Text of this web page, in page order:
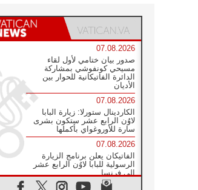
07.08.2026
صدور بيان ختامي لأول لقاء
مسيحي كونفوشي بمشاركة
الدائرة الفاتيكانية للحوار بين
الأديان
07.08.2026
الكاردينال ستورلا: زيارة البابا
لاوُن الرابع عشر ستكون بشرى
سارة للأوروغواي بأكملها
07.08.2026
الفاتيكان يعلن برنامج الزيارة
الرسولية للبابا لاوُن الرابع عشر
إلى فرنسا
07.08.2026